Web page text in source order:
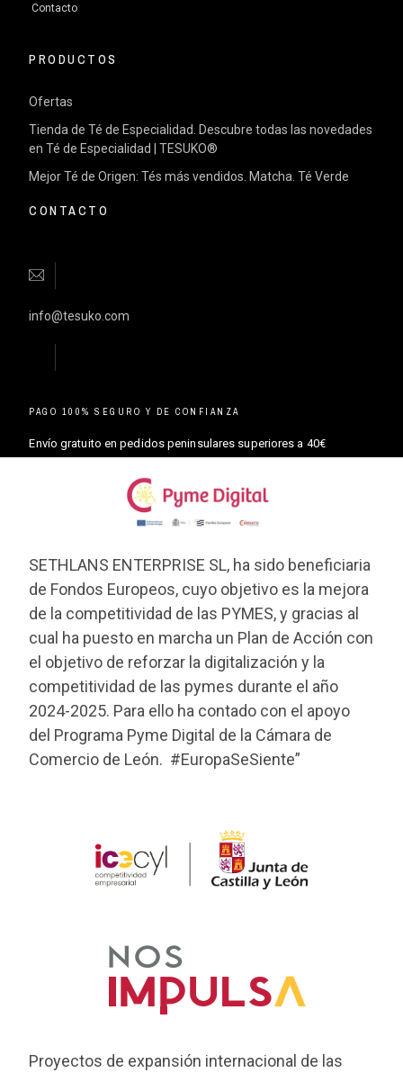
Contacto
PRODUCTOS
Ofertas
Tienda de Té de Especialidad. Descubre todas las novedades
en Té de Especialidad | TESUKO®
Mejor Té de Origen: Tés más vendidos. Matcha. Té Verde
CONTACTO
info@tesuko.com
PAGO 100% SEGURO Y DE CONFIANZA
Envío gratuito en pedidos peninsulares superiores a 40€
SETHLANS ENTERPRISE SL, ha sido beneficiaria
de Fondos Europeos, cuyo objetivo es la mejora
de la competitividad de las PYMES, y gracias al
cual ha puesto en marcha un Plan de Acción con
el objetivo de reforzar la digitalización y la
competitividad de las pymes durante el año
2024-2025. Para ello ha contado con el apoyo
del Programa Pyme Digital de la Cámara de
Comercio de León. #EuropaSeSiente”
Proyectos de expansión internacional de las